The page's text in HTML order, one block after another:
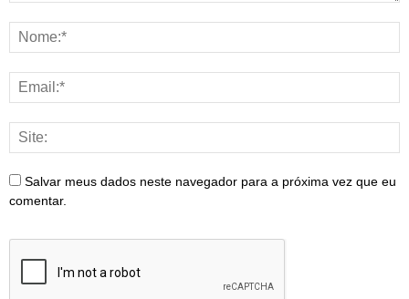
Salvar meus dados neste navegador para a próxima vez que eu
comentar.